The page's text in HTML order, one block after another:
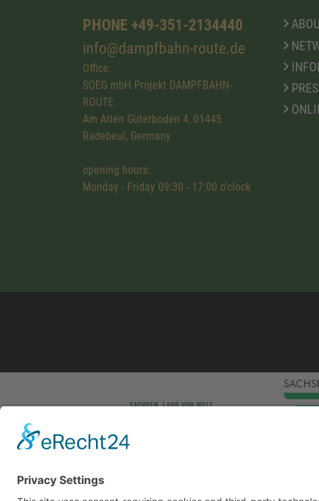
PHONE +49-351-2134440
info@dampfbahn-route.de
Office:
SOEG mbH Projekt DAMPFBAHN-
ROUTE
Am Alten Güterboden 4, 01445
Radebeul, Germany
opening hours:
Monday - Friday 09:30 - 17:00 o'clock
This site uses consent-requiring cookies and